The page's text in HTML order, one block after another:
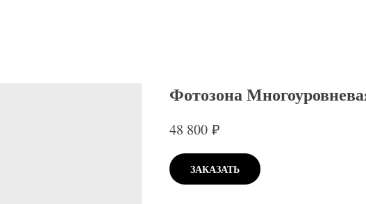
Фотозона
48 800 ₽
ЗАКАЗАТЬ